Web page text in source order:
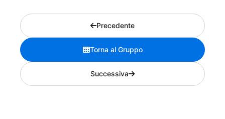
Precedente
Torna al Gruppo
Successiva